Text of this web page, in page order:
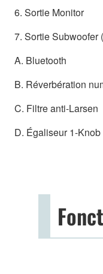
6. Sortie Monitor
7. Sortie Subwoofer
A. Bluetooth
B. Réverbération
C. Filtre anti-Larsen
D. Égaliseur 1-